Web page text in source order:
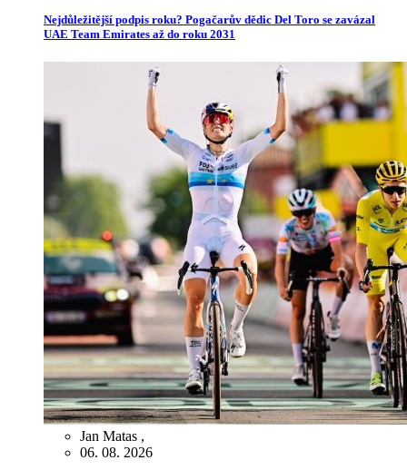
Nejdůležitější podpis roku? Pogačarův dědic Del Toro se zavázal
UAE Team Emirates až do roku 2031
Jan Matas ,
06. 08. 2026